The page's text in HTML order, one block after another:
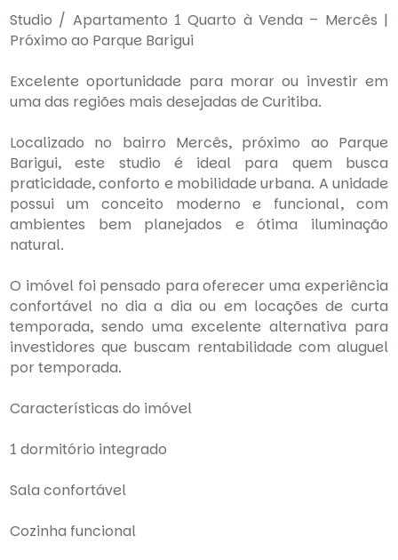
Studio / Apartamento 1 Quarto à Venda – Mercês |
Próximo ao Parque Barigui
Excelente oportunidade para morar ou investir em
uma das regiões mais desejadas de Curitiba.
Localizado no bairro Mercês, próximo ao Parque
Barigui, este studio é ideal para quem busca
praticidade, conforto e mobilidade urbana. A unidade
possui um conceito moderno e funcional, com
ambientes bem planejados e ótima iluminação
natural.
O imóvel foi pensado para oferecer uma experiência
confortável no dia a dia ou em locações de curta
temporada, sendo uma excelente alternativa para
investidores que buscam rentabilidade com aluguel
por temporada.
Características do imóvel
1 dormitório integrado
Sala confortável
Cozinha funcional